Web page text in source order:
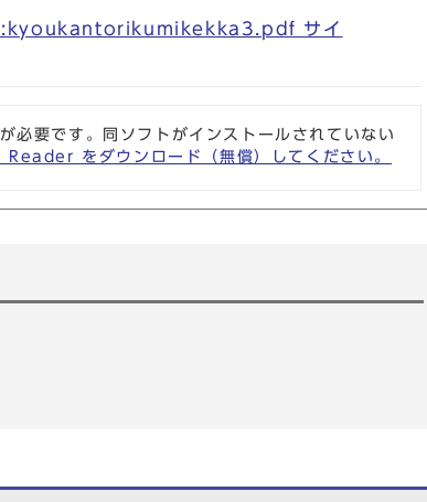
:kyoukantorikumikekka3.pdf サイ
要です。同ソフトがインストールされていない
をダウンロード（無償）してください。